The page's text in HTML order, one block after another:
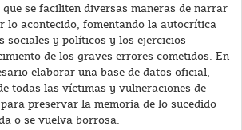
que se faciliten diversas maneras de narrar
lo acontecido, fomentando la autocrítica
sociales y políticos y los ejercicios
de los graves errores cometidos. En
elaborar una base de datos oficial,
todas las víctimas y vulneraciones de
preservar la memoria de lo sucedido
o se vuelva borrosa.